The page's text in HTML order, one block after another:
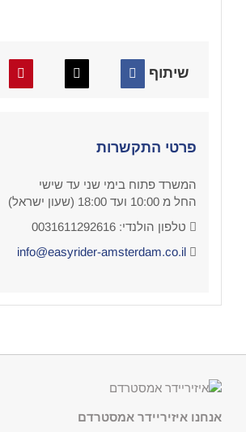
שיתוף
פרטי התקשרות
המשרד פתוח בימי שני עד שישי
החל מ 10:00 ועד 18:00 (שעון ישראל)
טלפון הולנדי: 0031611292616
info@easyrider-amsterdam.co.il
אנחנו איזיריידר אמסטרדם